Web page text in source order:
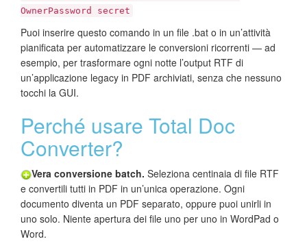
OwnerPassword secret
Puoi inserire questo comando in un file .bat o in un’attività
pianificata per automatizzare le conversioni ricorrenti — ad
esempio, per trasformare ogni notte l’output RTF di
un’applicazione legacy in PDF archiviati, senza che nessuno
tocchi la GUI.
Perché usare Total Doc
Converter?
Vera conversione batch. Seleziona centinaia di file RTF
e convertili tutti in PDF in un’unica operazione. Ogni
documento diventa un PDF separato, oppure puoi unirli in
uno solo. Niente apertura dei file uno per uno in WordPad o
Word.